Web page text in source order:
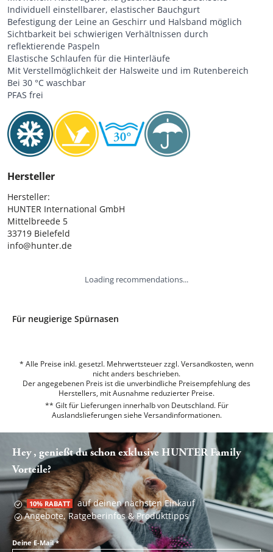
Individuell einstellbarer, elastischer Bauchgurt
Befestigung der Leine an Geschirr und Halsband möglich
Sichtbarkeit bei schwierigen Verhältnissen durch
reflektierende Paspeln
Elastische Schlaufen für die Hinterläufe
Mit Verstellmöglichkeit der Halsweite und im Rutenbereich
Bei 30 °C waschbar
PFAS frei
Hersteller
Hersteller:
HUNTER International GmbH
Mittelbreede 5
33719 Bielefeld
info@hunter.de
Loading recommendations...
Für neugierige Spürnasen
* Alle Preise inkl. gesetzl. Mehrwertsteuer zzgl. Versandkosten, wenn
nicht anders beschrieben.
Der angegebenen Preis ist die unverbindliche Preisempfehlung des
Herstellers, mit Ausnahme reduzierter Preise.
** Gilt für Lieferungen innerhalb von Deutschland. Für
Auslandslieferungen siehe Versandinformationen.
Hey , genießt du schon exklusive HUNTER Family
Vorteile?
10% RABATT auf deinen nächsten Einkauf
Angebote, Ratgeberinfos & Produkttipps
Deine E-Mail*